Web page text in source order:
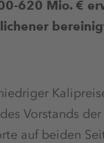
620 Mio. €
Vorstands
auf beiden